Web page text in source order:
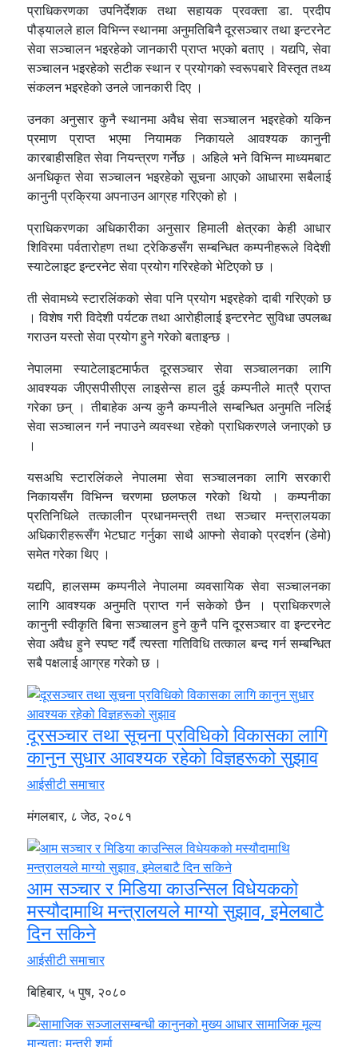
प्राधिकरणका उपनिर्देशक तथा सहायक प्रवक्ता डा. प्रदीप
पौड्यालले हाल विभिन्न स्थानमा अनुमतिबिनै दूरसञ्चार तथा इन्टरनेट
सेवा सञ्चालन भइरहेको जानकारी प्राप्त भएको बताए । यद्यपि, सेवा
सञ्चालन भइरहेको सटीक स्थान र प्रयोगको स्वरूपबारे विस्तृत तथ्य
संकलन भइरहेको उनले जानकारी दिए ।
उनका अनुसार कुनै स्थानमा अवैध सेवा सञ्चालन भइरहेको यकिन
प्रमाण प्राप्त भएमा नियामक निकायले आवश्यक कानुनी
कारबाहीसहित सेवा नियन्त्रण गर्नेछ । अहिले भने विभिन्न माध्यमबाट
अनधिकृत सेवा सञ्चालन भइरहेको सूचना आएको आधारमा सबैलाई
कानुनी प्रक्रिया अपनाउन आग्रह गरिएको हो ।
प्राधिकरणका अधिकारीका अनुसार हिमाली क्षेत्रका केही आधार
शिविरमा पर्वतारोहण तथा ट्रेकिङसँग सम्बन्धित कम्पनीहरूले विदेशी
स्याटेलाइट इन्टरनेट सेवा प्रयोग गरिरहेको भेटिएको छ ।
ती सेवामध्ये स्टारलिंकको सेवा पनि प्रयोग भइरहेको दाबी गरिएको छ
। विशेष गरी विदेशी पर्यटक तथा आरोहीलाई इन्टरनेट सुविधा उपलब्ध
गराउन यस्तो सेवा प्रयोग हुने गरेको बताइन्छ ।
नेपालमा स्याटेलाइटमार्फत दूरसञ्चार सेवा सञ्चालनका लागि
आवश्यक जीएसपीसीएस लाइसेन्स हाल दुई कम्पनीले मात्रै प्राप्त
गरेका छन् । तीबाहेक अन्य कुनै कम्पनीले सम्बन्धित अनुमति नलिई
सेवा सञ्चालन गर्न नपाउने व्यवस्था रहेको प्राधिकरणले जनाएको छ
।
यसअघि स्टारलिंकले नेपालमा सेवा सञ्चालनका लागि सरकारी
निकायसँग विभिन्न चरणमा छलफल गरेको थियो । कम्पनीका
प्रतिनिधिले तत्कालीन प्रधानमन्त्री तथा सञ्चार मन्त्रालयका
अधिकारीहरूसँग भेटघाट गर्नुका साथै आफ्नो सेवाको प्रदर्शन (डेमो)
समेत गरेका थिए ।
यद्यपि, हालसम्म कम्पनीले नेपालमा व्यवसायिक सेवा सञ्चालनका
लागि आवश्यक अनुमति प्राप्त गर्न सकेको छैन । प्राधिकरणले
कानुनी स्वीकृति बिना सञ्चालन हुने कुनै पनि दूरसञ्चार वा इन्टरनेट
सेवा अवैध हुने स्पष्ट गर्दै त्यस्ता गतिविधि तत्काल बन्द गर्न सम्बन्धित
सबै पक्षलाई आग्रह गरेको छ ।
दूरसञ्चार तथा सूचना प्रविधिको विकासका लागि
कानुन सुधार आवश्यक रहेको विज्ञहरूको सुझाव
आईसीटी समाचार
मंगलबार, ८ जेठ, २०८१
आम सञ्चार र मिडिया काउन्सिल विधेयकको
मस्यौदामाथि मन्त्रालयले माग्यो सुझाव, इमेलबाटै
दिन सकिने
आईसीटी समाचार
बिहिबार, ५ पुष, २०८०